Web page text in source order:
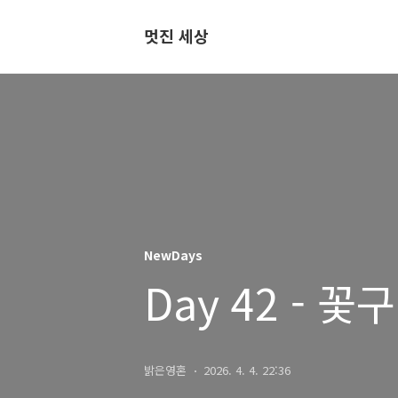
멋진 세상
NewDays
Day 42 - 꽃
밝은영혼 2026. 4. 4. 22:36